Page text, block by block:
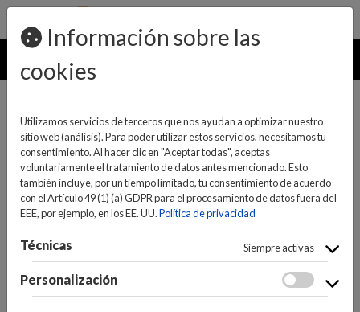
pedidos@ideaelectrodomesticos.com
924 047 836
MENU
Información sobre las
cookies
Utilizamos servicios de terceros que nos ayudan a optimizar nuestro
sitio web (análisis). Para poder utilizar estos servicios, necesitamos tu
consentimiento. Al hacer clic en "Aceptar todas", aceptas
voluntariamente el tratamiento de datos antes mencionado. Esto
también incluye, por un tiempo limitado, tu consentimiento de acuerdo
con el Artículo 49 (1) (a) GDPR para el procesamiento de datos fuera del
EEE, por ejemplo, en los EE. UU.Política de privacidad
Técnicas Siempre activas
Personalización